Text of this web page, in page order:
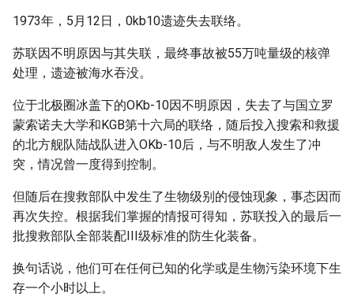
1973年，5月12日，0kb10遗迹失去联络。
苏联因不明原因与其失联，最终事故被55万吨量级的核弹
处理，遗迹被海水吞没。
位于北极圈冰盖下的OKb-10因不明原因，失去了与国立罗
蒙索诺夫大学和KGB第十六局的联络，随后投入搜索和救援
的北方舰队陆战队进入OKb-10后，与不明敌人发生了冲
突，情况曾一度得到控制。
但随后在搜救部队中发生了生物级别的侵蚀现象，事态因而
再次失控。根据我们掌握的情报可得知，苏联投入的最后一
批搜救部队全部装配III级标准的防生化装备。
换句话说，他们可在任何已知的化学或是生物污染环境下生
存一个小时以上。